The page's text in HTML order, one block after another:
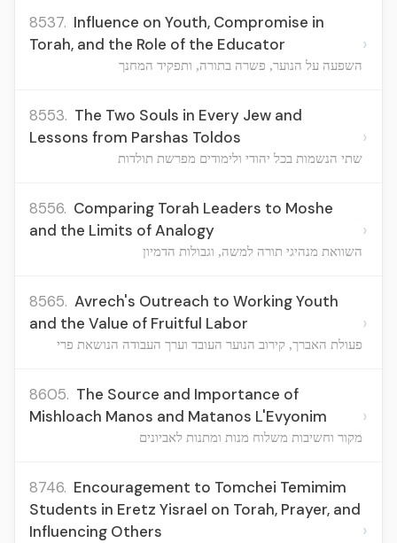
8537. Influence on Youth, Compromise in
Torah, and the Role of the Educator
השפעה על הנוער, פשרה בתורה, ותפקיד המחנך
›
8553. The Two Souls in Every Jew and
Lessons from Parshas Toldos
שתי הנשמות בכל יהודי ולימודים מפרשת תולדות
›
8556. Comparing Torah Leaders to Moshe
and the Limits of Analogy
השוואת מנהיגי תורה למשה, וגבולות הדמיון
›
8565. Avrech's Outreach to Working Youth
and the Value of Fruitful Labor
פעולת האברך, קירוב הנוער העובד וערך העבודה הנושאת פרי
›
8605. The Source and Importance of
Mishloach Manos and Matanos L'Evyonim
מקור וחשיבות משלוח מנות ומתנות לאביונים
›
8746. Encouragement to Tomchei Temimim
Students in Eretz Yisrael on Torah, Prayer, and
Influencing Others
›